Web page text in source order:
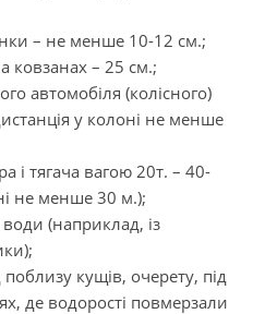
– не менше 10-12 см.;
ковзанах – 25 см.;
автомобіля (колісного)
у колоні не менше
і тягача вагою 20т. – 40-
не менше 30 м.);
(наприклад, із
кущів, очерету, під
де водорості повмерзали